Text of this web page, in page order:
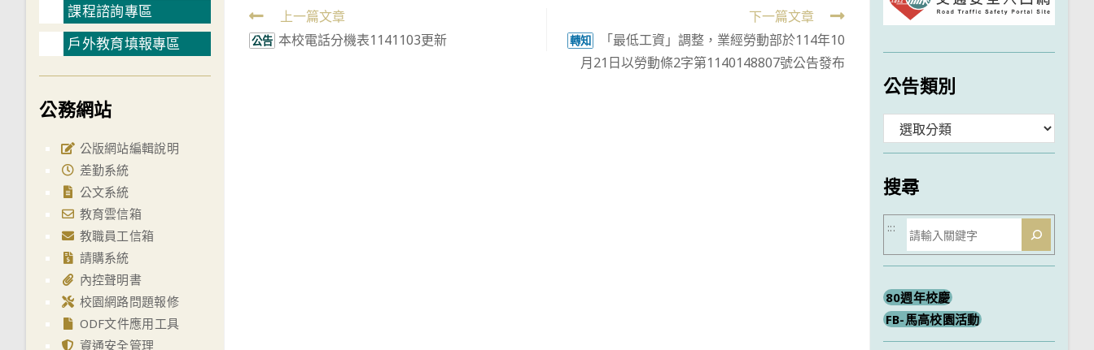
Read
more
上一篇文章
公告 本校電話分機表1141103更新
下一篇文章
轉知
「最低工資」調整，業經勞動部於114年10
月21日以勞動條2字第1140148807號公告發布
課程諮詢專區
戶外教育填報專區
公務網站
公版網站編輯說明
差勤系統
公文系統
教育雲信箱
教職員工信箱
請購系統
內控聲明書
校園網路問題報修
ODF文件應用工具
資通安全管理
公告類別
類
搜尋
搜
尋
:::
80週年校慶
FB-馬高校園活動